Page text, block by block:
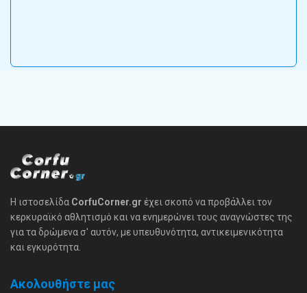
Η ιστοσελίδα CorfuCorner.gr έχει σκοπό να προβάλλει τον
κερκυραϊκό αθλητισμό και να ενημερώνει τους αναγνώστες της
για τα δρώμενα σ' αυτόν, με υπευθυνότητα, αντικειμενικότητα
και εγκυρότητα.
Ακολουθήστε μας